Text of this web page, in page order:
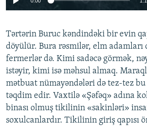
Tərtərin Buruc kəndindəki bir evin
döyülür. Bura rəsmilər, elm adamları
fermerlər də. Kimi sadəcə görmək,
istəyir, kimi isə məhsul almaq.
mətbuat nümayəndələri də tez-tez
təqdim edir. Vaxtilə «Şəfəq» adına
binası olmuş tikilinin «sakinləri»
soxulcanlardır. Tikilinin giriş qapısı